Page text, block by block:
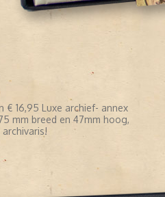
€ 16,95 Luxe archief- annex
mm breed en 47mm hoog,